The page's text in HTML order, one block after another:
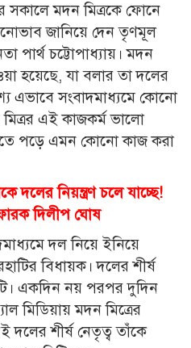
মদন মিত্রকে ফোনে
জানিয়ে দেন তৃণমূল
পার্থ চট্টোপাধ্যায়। মদন
হয়েছে, যা বলার তা দলের
এভাবে সংবাদমাধ্যমে কোনো
এই কাজকর্ম ভালো
পড়ে এমন কোনো কাজ করা
দলের নিয়ন্ত্রণ চলে যাচ্ছে!
দিলীপ ঘোষ
দল নিয়ে ইনিয়ে
বিধায়ক। দলের শীর্ষ
একদিন নয় পরপর দুদিন
মিডিয়ায় মদন মিত্রের
দলের শীর্ষ নেতৃত্ব তাঁকে